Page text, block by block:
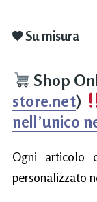
Su misura
Shop
store.net)
nell’unico
Ogni articolo
personalizzato